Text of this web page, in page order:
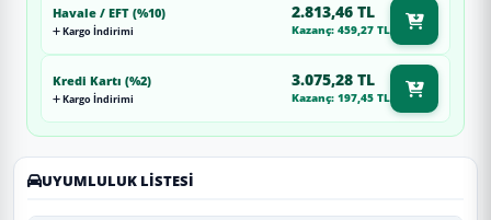
Havale / EFT (%10)
Kargo İndirimi
2.813,46 TL
Kazanç: 459,27 TL
Kredi Kartı (%2)
Kargo İndirimi
3.075,28 TL
Kazanç: 197,45 TL
UYUMLULUK LISTESI